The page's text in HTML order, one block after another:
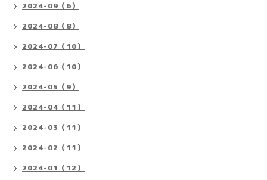
2024-09（6）
2024-08（8）
2024-07（10）
2024-06（10）
2024-05（9）
2024-04（11）
2024-03（11）
2024-02（11）
2024-01（12）